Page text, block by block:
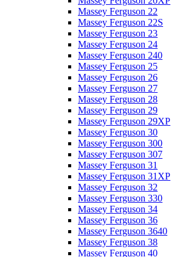
Massey Ferguson 22
Massey Ferguson 22S
Massey Ferguson 23
Massey Ferguson 24
Massey Ferguson 240
Massey Ferguson 25
Massey Ferguson 26
Massey Ferguson 27
Massey Ferguson 28
Massey Ferguson 29
Massey Ferguson 29XP
Massey Ferguson 30
Massey Ferguson 300
Massey Ferguson 307
Massey Ferguson 31
Massey Ferguson 31XP
Massey Ferguson 32
Massey Ferguson 330
Massey Ferguson 34
Massey Ferguson 36
Massey Ferguson 3640
Massey Ferguson 38
Massey Ferguson 40